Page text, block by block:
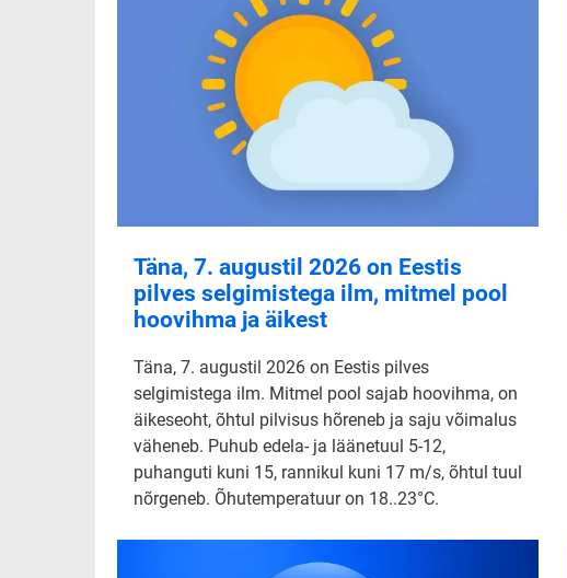
Täna, 7. augustil 2026 on Eestis
pilves selgimistega ilm, mitmel pool
hoovihma ja äikest
Täna, 7. augustil 2026 on Eestis pilves
selgimistega ilm. Mitmel pool sajab hoovihma, on
äikeseoht, õhtul pilvisus hõreneb ja saju võimalus
väheneb. Puhub edela- ja läänetuul 5-12,
puhanguti kuni 15, rannikul kuni 17 m/s, õhtul tuul
nõrgeneb. Õhutemperatuur on 18..23°C.